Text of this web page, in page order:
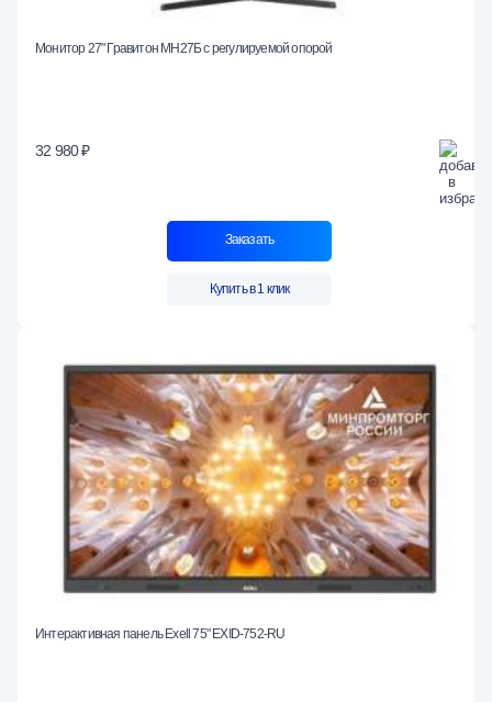
Монитор 27" Гравитон МН27Б с регулируемой опорой
32 980 ₽
Заказать
Купить в 1 клик
Интерактивная панель Exell 75" EXID-752-RU